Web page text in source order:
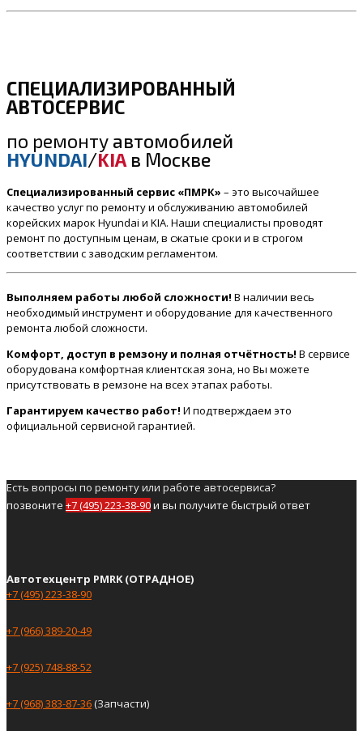
СПЕЦИАЛИЗИРОВАННЫЙ
АВТОСЕРВИС
по ремонту автомобилей
HYUNDAI/KIA в Москве
Специализированный сервис «ПМРК» – это высочайшее
качество услуг по ремонту и обслуживанию автомобилей
корейских марок Hyundai и KIA. Наши специалисты проводят
ремонт по доступным ценам, в сжатые сроки и в строгом
соответствии с заводским регламентом.
Выполняем работы любой сложности! В наличии весь
необходимый инструмент и оборудование для качественного
ремонта любой сложности.
Комфорт, доступ в ремзону и полная отчётность! В сервисе
оборудована комфортная клиентская зона, но Вы можете
присутствовать в ремзоне на всех этапах работы.
Гарантируем качество работ! И подтверждаем это
официальной сервисной гарантией.
Есть вопросы по ремонту или работе автосервиса?
позвоните +7 (495) 223-38-90и вы получите быстрый ответ
Автотехцентр PMRK (ОТРАДНОЕ)
+7 (495) 223-38-90
+7 (966) 389-20-49
+7 (925) 748-88-52
+7 (968) 383-87-36(Запчасти)